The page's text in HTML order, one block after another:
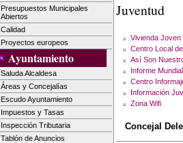
Presupuestos Municipales
Abiertos
Calidad
Proyectos europeos
Ayuntamiento
Saluda Alcaldesa
Áreas y Concejalías
Escudo Ayuntamiento
Impuestos y Tasas
Inspección Tributaria
Tablón de Anuncios
Juventud
Vivienda Joven
Centro Local
Así Son
Informe
Centro
Información
Zona Wifi
Concejal